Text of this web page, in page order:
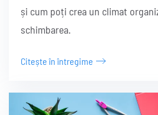
și cum poți crea un climat
schimbarea.
Citește în întregime